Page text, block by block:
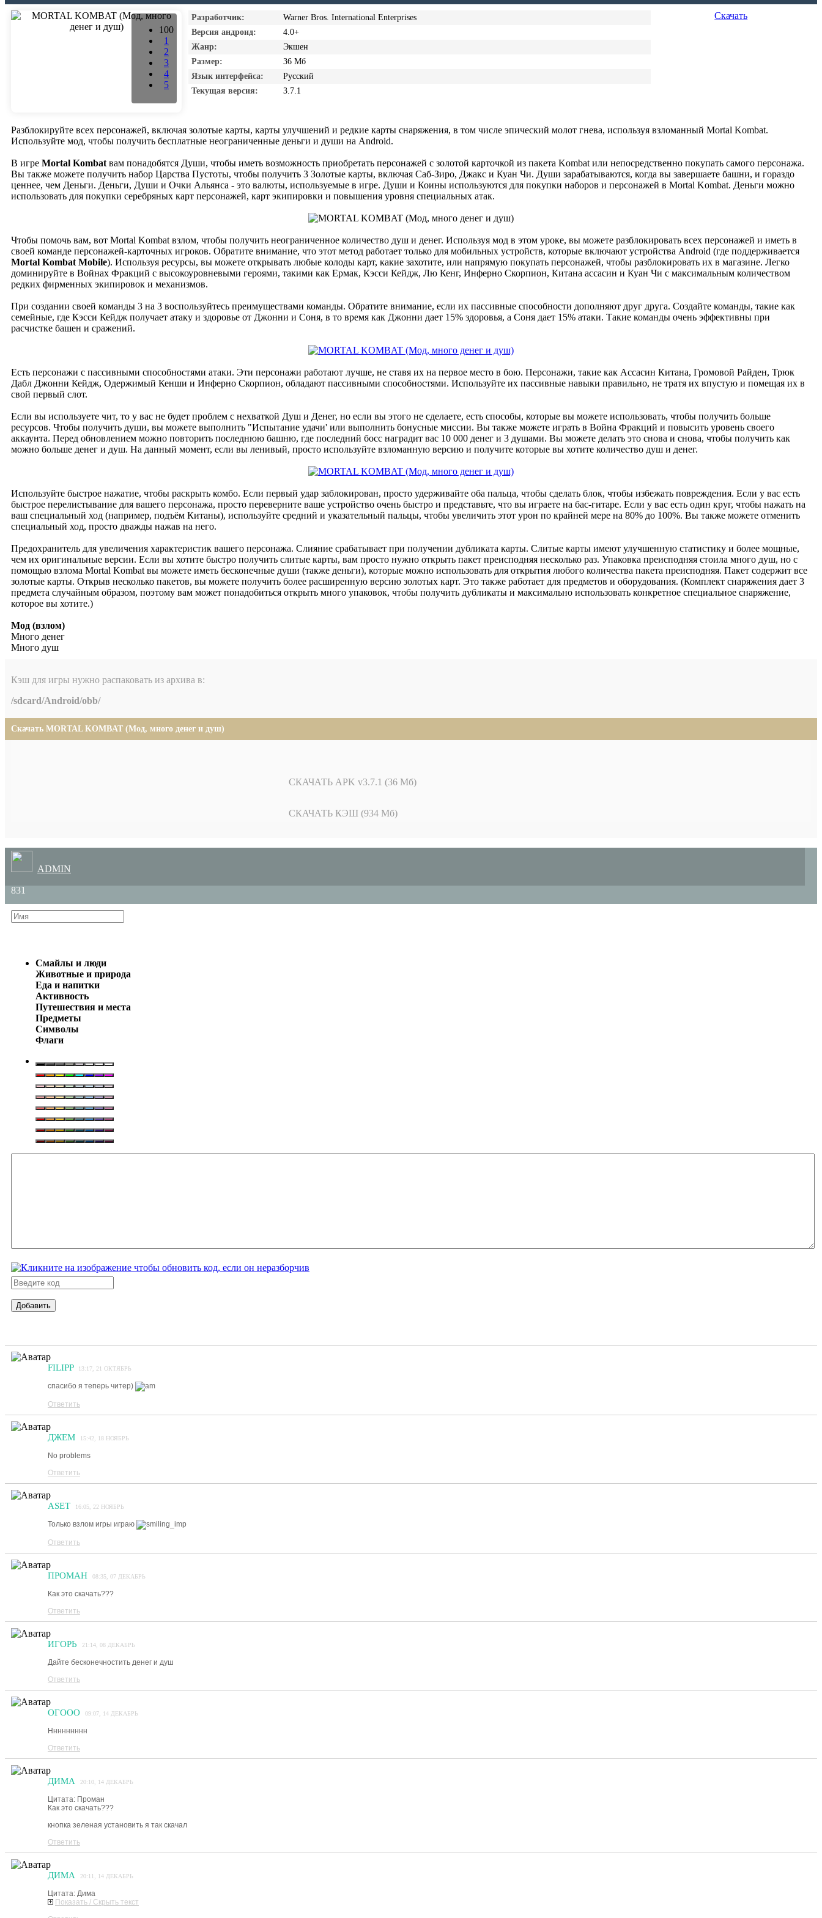
100
1
2
3
4
5
Разработчик:
Warner Bros. International Enterprises
Версия андроид:
4.0+
Жанр:
Экшен
Размер:
36 Мб
Язык интерфейса:
Русский
Текущая версия:
3.7.1
Скачать
Разблокируйте всех персонажей, включая золотые карты, карты улучшений и редкие карты снаряжения, в том числе эпический молот гнева, используя взломанный Mortal Kombat.
Используйте мод, чтобы получить бесплатные неограниченные деньги и души на Android.
В игре Mortal Kombat вам понадобятся Души, чтобы иметь возможность приобретать персонажей с золотой карточкой из пакета Kombat или непосредственно покупать самого персонажа.
Вы также можете получить набор Царства Пустоты, чтобы получить 3 Золотые карты, включая Саб-Зиро, Джакс и Куан Чи. Души зарабатываются, когда вы завершаете башни, и гораздо
ценнее, чем Деньги. Деньги, Души и Очки Альянса - это валюты, используемые в игре. Души и Коины используются для покупки наборов и персонажей в Mortal Kombat. Деньги можно
использовать для покупки серебряных карт персонажей, карт экипировки и повышения уровня специальных атак.
Чтобы помочь вам, вот Mortal Kombat взлом, чтобы получить неограниченное количество душ и денег. Используя мод в этом уроке, вы можете разблокировать всех персонажей и иметь в
своей команде персонажей-карточных игроков. Обратите внимание, что этот метод работает только для мобильных устройств, которые включают устройства Android (где поддерживается
Mortal Kombat Mobile). Используя ресурсы, вы можете открывать любые колоды карт, какие захотите, или напрямую покупать персонажей, чтобы разблокировать их в магазине. Легко
доминируйте в Войнах Фракций с высокоуровневыми героями, такими как Ермак, Кэсси Кейдж, Лю Кенг, Инферно Скорпион, Китана ассасин и Куан Чи с максимальным количеством
редких фирменных экипировок и механизмов.
При создании своей команды 3 на 3 воспользуйтесь преимуществами команды. Обратите внимание, если их пассивные способности дополняют друг друга. Создайте команды, такие как
семейные, где Кэсси Кейдж получает атаку и здоровье от Джонни и Соня, в то время как Джонни дает 15% здоровья, а Соня дает 15% атаки. Такие команды очень эффективны при
расчистке башен и сражений.
Есть персонажи с пассивными способностями атаки. Эти персонажи работают лучше, не ставя их на первое место в бою. Персонажи, такие как Ассасин Китана, Громовой Райден, Трюк
Дабл Джонни Кейдж, Одержимый Кенши и Инферно Скорпион, обладают пассивными способностями. Используйте их пассивные навыки правильно, не тратя их впустую и помещая их в
свой первый слот.
Если вы используете чит, то у вас не будет проблем с нехваткой Душ и Денег, но если вы этого не сделаете, есть способы, которые вы можете использовать, чтобы получить больше
ресурсов. Чтобы получить души, вы можете выполнить "Испытание удачи' или выполнить бонусные миссии. Вы также можете играть в Война Фракций и повысить уровень своего
аккаунта. Перед обновлением можно повторить последнюю башню, где последний босс наградит вас 10 000 денег и 3 душами. Вы можете делать это снова и снова, чтобы получить как
можно больше денег и душ. На данный момент, если вы ленивый, просто используйте взломанную версию и получите которые вы хотите количество душ и денег.
Используйте быстрое нажатие, чтобы раскрыть комбо. Если первый удар заблокирован, просто удерживайте оба пальца, чтобы сделать блок, чтобы избежать повреждения. Если у вас есть
быстрое перелистывание для вашего персонажа, просто переверните ваше устройство очень быстро и представьте, что вы играете на бас-гитаре. Если у вас есть один круг, чтобы нажать на
ваш специальный ход (например, подъём Китаны), используйте средний и указательный пальцы, чтобы увеличить этот урон по крайней мере на 80% до 100%. Вы также можете отменить
специальный ход, просто дважды нажав на него.
Предохранитель для увеличения характеристик вашего персонажа. Слияние срабатывает при получении дубликата карты. Слитые карты имеют улучшенную статистику и более мощные,
чем их оригинальные версии. Если вы хотите быстро получить слитые карты, вам просто нужно открыть пакет преисподняя несколько раз. Упаковка преисподняя стоила много душ, но с
помощью взлома Mortal Kombat вы можете иметь бесконечные души (также деньги), которые можно использовать для открытия любого количества пакета преисподняя. Пакет содержит все
золотые карты. Открыв несколько пакетов, вы можете получить более расширенную версию золотых карт. Это также работает для предметов и оборудования. (Комплект снаряжения дает 3
предмета случайным образом, поэтому вам может понадобиться открыть много упаковок, чтобы получить дубликаты и максимально использовать конкретное специальное снаряжение,
которое вы хотите.)
Мод (взлом)
Много денег
Много душ
Кэш для игры нужно распаковать из архива в:
/sdcard/Android/obb/
Скачать MORTAL KOMBAT (Мод, много денег и душ)
СКАЧАТЬ APK v3.7.1 (36 Мб)
СКАЧАТЬ КЭШ (934 Мб)
ADMIN
831
Смайлы и люди
Животные и природа
Еда и напитки
Активность
Путешествия и места
Предметы
Символы
Флаги
Добавить
FILIPP 13:17, 21 ОКТЯБРЬ
спасибо я теперь читер)
Ответить
ДЖЕМ 15:42, 18 НОЯБРЬ
No problems
Ответить
ASET 16:05, 22 НОЯБРЬ
Только взлом игры играю
Ответить
ПРОМАН 08:35, 07 ДЕКАБРЬ
Как это скачать???
Ответить
ИГОРЬ 21:14, 08 ДЕКАБРЬ
Дайте бесконечностить денег и душ
Ответить
ОГООО 09:07, 14 ДЕКАБРЬ
Ннннннннн
Ответить
ДИМА 20:10, 14 ДЕКАБРЬ
Цитата: Проман
Как это скачать???
кнопка зеленая установить я так скачал
Ответить
ДИМА 20:11, 14 ДЕКАБРЬ
Цитата: Дима
Показать / Скрыть текст